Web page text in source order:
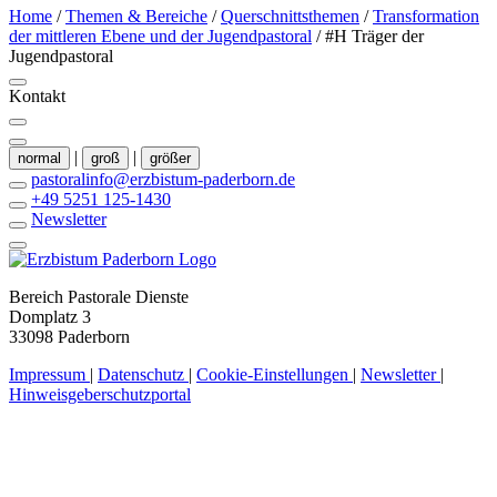
Home /Themen & Bereiche /Querschnittsthemen /Transformation
der mittleren Ebene und der Jugendpastoral /#H Träger der
Jugendpastoral
Kontakt
normal | groß | größer
pastoralinfo@erzbistum-paderborn.de
+49 5251 125-1430
Newsletter
Bereich Pastorale Dienste
Domplatz 3
33098 Paderborn
Impressum | Datenschutz | Cookie-Einstellungen | Newsletter |
Hinweisgeberschutzportal